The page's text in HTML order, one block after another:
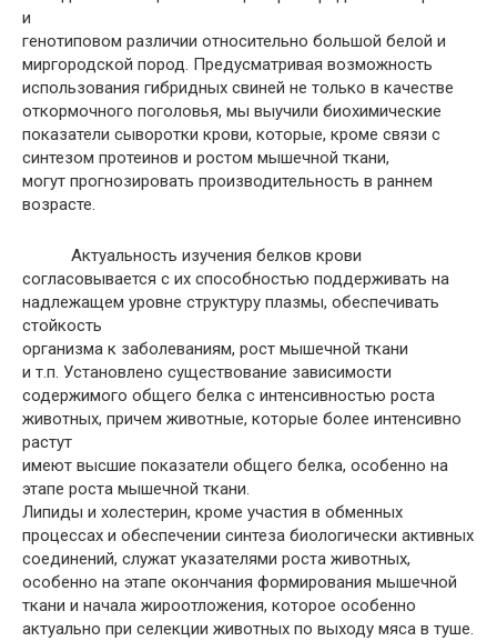
и
генотиповом различии относительно большой белой и
миргородской пород. Предусматривая возможность
использования гибридных свиней не только в качестве
откормочного поголовья, мы выучили биохимические
показатели сыворотки крови, которые, кроме связи с
синтезом протеинов и ростом мышечной ткани,
могут прогнозировать производительность в раннем
возрасте.
Актуальность изучения белков крови
согласовывается с их способностью поддерживать на
надлежащем уровне структуру плазмы, обеспечивать
стойкость
организма к заболеваниям, рост мышечной ткани
и т.п. Установлено существование зависимости
содержимого общего белка с интенсивностью роста
животных, причем животные, которые более интенсивно
растут
имеют высшие показатели общего белка, особенно на
этапе роста мышечной ткани.
Липиды и холестерин, кроме участия в обменных
процессах и обеспечении синтеза биологически активных
соединений, служат указателями роста животных,
особенно на этапе окончания формирования мышечной
ткани и начала жироотложения, которое особенно
актуально при селекции животных по выходу мяса в туше.